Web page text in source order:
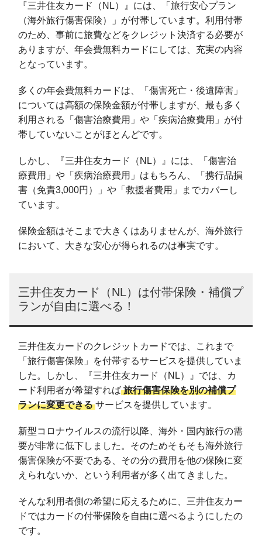
『三井住友カード（NL）』には、「旅行安心プラン
（海外旅行傷害保険）」が付帯しています。利用付帯
のため、事前に旅費などをクレジット決済する必要が
ありますが、年会費無料カードにしては、充実の内容
となっています。
多くの年会費無料カードは、「傷害死亡・後遺障害」
については高額の保険金額が付帯しますが、最も多く
利用される「傷害治療費用」や「疾病治療費用」が付
帯していないことがほとんどです。
しかし、『三井住友カード（NL）』には、「傷害治
療費用」や「疾病治療費用」はもちろん、「携行品損
害（免責3,000円）」や「救援者費用」までカバーし
ています。
保険金額はそこまで大きくはありませんが、海外旅行
において、大きな安心が得られるのは事実です。
三井住友カード（NL）は付帯保険・補償プ
ランが自由に選べる！
三井住友カードのクレジットカードでは、これまで
「旅行傷害保険」を付帯するサービスを提供していま
した。しかし、『三井住友カード（NL）』では、カ
ード利用者が希望すれば 旅行傷害保険を別の補償プ
ランに変更できる サービスを提供しています。
新型コロナウイルスの流行以降、海外・国内旅行の需
要が非常に低下しました。そのためそもそも海外旅行
傷害保険が不要である、その分の費用を他の保険に変
えられないか、という利用者が多く出てきました。
そんな利用者側の希望に応えるために、三井住友カー
ドではカードの付帯保険を自由に選べるようにしたの
です。